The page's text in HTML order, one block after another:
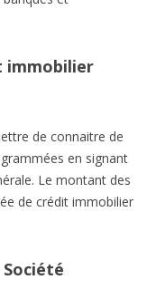
immobilier
de connaitre de
en signant
Le montant des
de crédit immobilier